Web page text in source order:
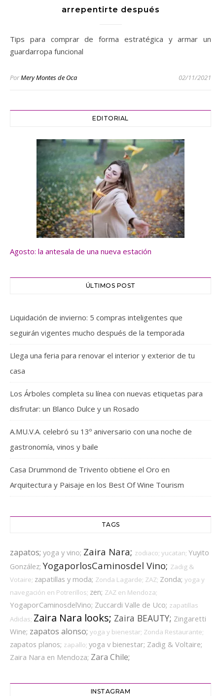
arrepentirte después
Tips para comprar de forma estratégica y armar un
guardarropa funcional
PorMery Montes de Oca 02/11/2021
EDITORIAL
Agosto: la antesala de una nueva estación
ÚLTIMOS POST
Liquidación de invierno: 5 compras inteligentes que
seguirán vigentes mucho después de la temporada
Llega una feria para renovar el interior y exterior de tu
casa
Los Árboles completa su línea con nuevas etiquetas para
disfrutar: un Blanco Dulce y un Rosado
A.MU.V.A. celebró su 13º aniversario con una noche de
gastronomía, vinos y baile
Casa Drummond de Trivento obtiene el Oro en
Arquitectura y Paisaje en los Best Of Wine Tourism
TAGS
zapatos; yoga y vino; Zaira Nara; zodiaco; yucatan; Yuyito
González;YogaporlosCaminosdel Vino; Zadig &
Votaire; zapatillas y moda; Zonda Lagarde; ZAZ; Zonda; yoga y
navegación en Potrerillos; zen; ZAZ en Mendoza;
YogaporCaminosdelVino; Zuccardi Valle de Uco; zapatillas
Adidas; Zaira Nara looks; Zaira BEAUTY; Zingaretti
Wine; zapatos alonso; yoga y bienestar; Zonda Restaurante;
zapatos planos; zapallo; yoga v bienestar; Zadig & Voltaire;
Zaira Nara en Mendoza; Zara Chile;
INSTAGRAM